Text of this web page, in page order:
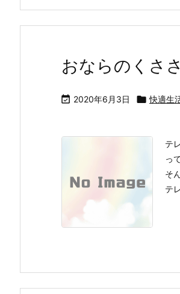
おならのくさ
 2020年6月3日  快適生
テ
っ
そ
テ